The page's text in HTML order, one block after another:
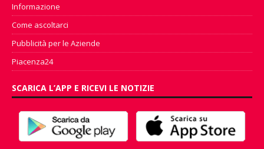
Informazione
Come ascoltarci
Pubblicità per le Aziende
Piacenza24
SCARICA L’APP E RICEVI LE NOTIZIE